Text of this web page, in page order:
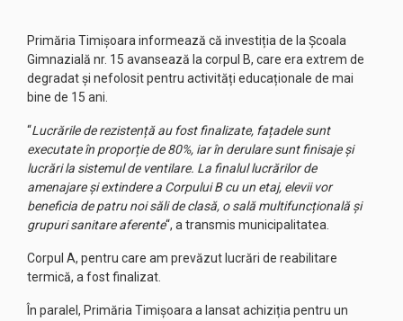
Primăria Timișoara informează că investiția de la Școala
Gimnazială nr. 15 avansează la corpul B, care era extrem de
degradat și nefolosit pentru activități educaționale de mai
bine de 15 ani.
“Lucrările de rezistență au fost finalizate, fațadele sunt
executate în proporție de 80%, iar în derulare sunt finisaje și
lucrări la sistemul de ventilare. La finalul lucrărilor de
amenajare și extindere a Corpului B cu un etaj, elevii vor
beneficia de patru noi săli de clasă, o sală multifuncțională și
grupuri sanitare aferente“, a transmis municipalitatea.
Corpul A, pentru care am prevăzut lucrări de reabilitare
termică, a fost finalizat.
În paralel, Primăria Timișoara a lansat achiziția pentru un